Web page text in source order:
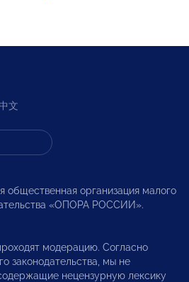
文
организация малого
«ОПОРА РОССИИ».
модерацию. Согласно
законодательства, мы не
нецензурную лексику